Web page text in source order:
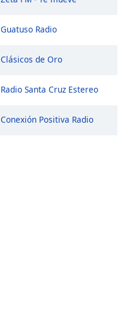
Guatuso Radio
Clásicos de Oro
Radio Santa Cruz Estereo
Conexión Positiva Radio